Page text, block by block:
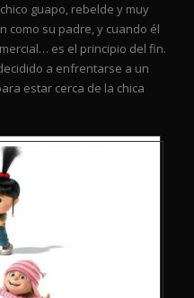
guapo, rebelde y muy
como su padre, y cuando él
es el principio del fin.
a enfrentarse a un
estar cerca de la chica